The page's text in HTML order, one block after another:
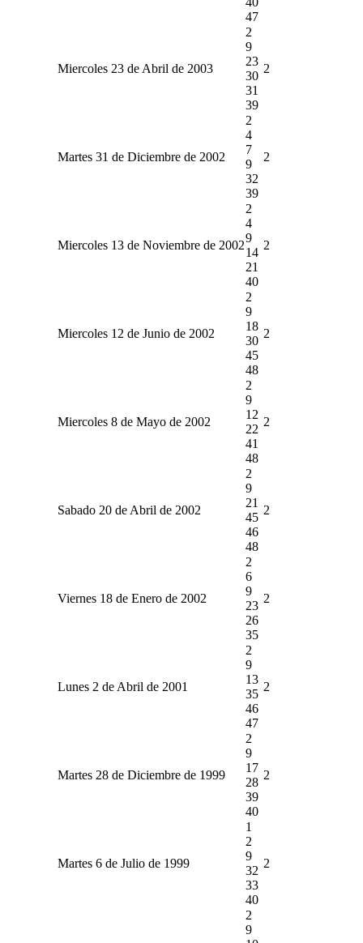
47
Miercoles 23 de Abril de 2003
2
9
23
30
31
39
2
Martes 31 de Diciembre de 2002
2
4
7
9
32
39
2
Miercoles 13 de Noviembre de 2002
2
4
9
14
21
40
2
Miercoles 12 de Junio de 2002
2
9
18
30
45
48
2
Miercoles 8 de Mayo de 2002
2
9
12
22
41
48
2
Sabado 20 de Abril de 2002
2
9
21
45
46
48
2
Viernes 18 de Enero de 2002
2
6
9
23
26
35
2
Lunes 2 de Abril de 2001
2
9
13
35
46
47
2
Martes 28 de Diciembre de 1999
2
9
17
28
39
40
2
Martes 6 de Julio de 1999
1
2
9
32
33
40
2
2
9